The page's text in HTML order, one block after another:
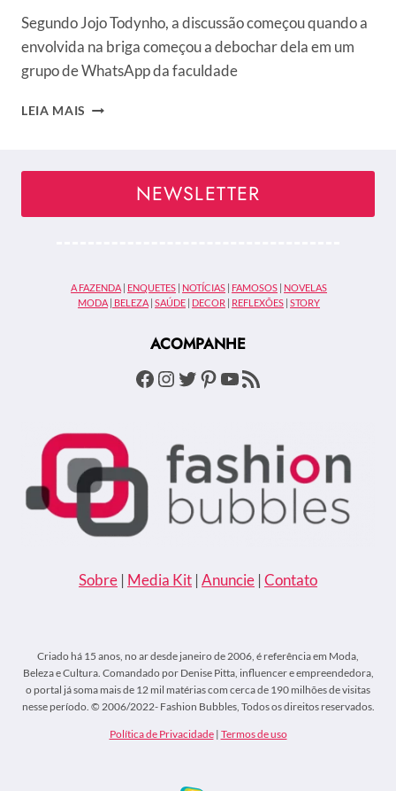
Segundo Jojo Todynho, a discussão começou quando a
envolvida na briga começou a debochar dela em um
grupo de WhatsApp da faculdade
LEIA MAIS JOJO
FACULDADE
E
DAR
TAPA
COLEGA;
VÍDEO
NEWSLETTER
A FAZENDA | ENQUETES | NOTÍCIAS | FAMOSOS | NOVELAS
MODA | BELEZA | SAÚDE | DECOR | REFLEXÕES | STORY
ACOMPANHE
Facebook
Instagram
Twitter
Pinterest
Youtube
Feed RSS
Sobre | Media Kit | Anuncie | Contato
Criado há 15 anos, no ar desde janeiro de 2006, é referência em Moda,
Beleza e Cultura. Comandado por Denise Pitta, influencer e empreendedora,
o portal já soma mais de 12 mil matérias com cerca de 190 milhões de visitas
nesse período. © 2006/2022- Fashion Bubbles, Todos os direitos reservados.
Política de Privacidade| Termos de uso